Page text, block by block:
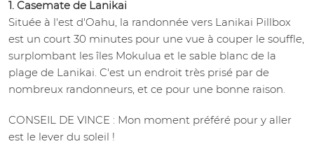
1. Casemate de Lanikai
Située à l'est d'Oahu, la randonnée vers Lanikai Pillbox
est un court 30 minutes pour une vue à couper le souffle,
surplombant les îles Mokulua et le sable blanc de la
plage de Lanikai. C'est un endroit très prisé par de
nombreux randonneurs, et ce pour une bonne raison.
CONSEIL DE VINCE : Mon moment préféré pour y aller
est le lever du soleil !